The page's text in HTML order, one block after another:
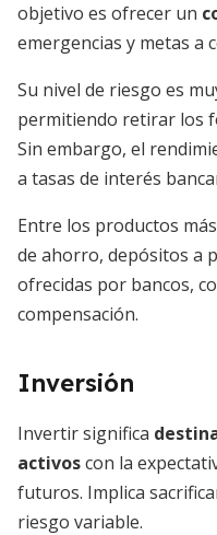
objetivo es ofrecer un
emergencias y metas a
Su nivel de riesgo es
permitiendo retirar los
Sin embargo, el
a tasas de interés
Entre los productos
de ahorro, depósitos a
ofrecidas por bancos,
compensación.
Inversión
Invertir significa
activoscon la
futuros. Implica
riesgo variable.